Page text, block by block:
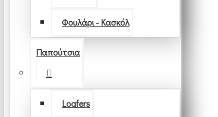
Φουλάρι - Κασκόλ
Παπούτσια
Loafers